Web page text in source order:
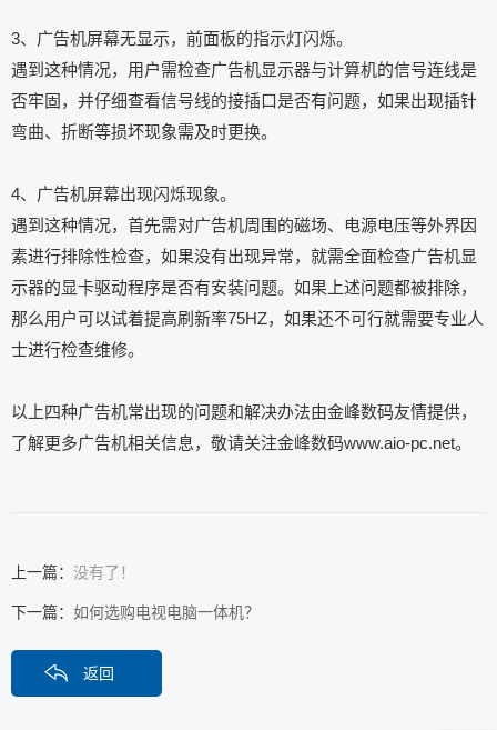
3、广告机屏幕无显示，前面板的指示灯闪烁。
遇到这种情况，用户需检查广告机显示器与计算机的信号连线是
否牢固，并仔细查看信号线的接插口是否有问题，如果出现插针
弯曲、折断等损坏现象需及时更换。
4、广告机屏幕出现闪烁现象。
遇到这种情况，首先需对广告机周围的磁场、电源电压等外界因
素进行排除性检查，如果没有出现异常，就需全面检查广告机显
示器的显卡驱动程序是否有安装问题。如果上述问题都被排除，
那么用户可以试着提高刷新率75HZ，如果还不可行就需要专业人
士进行检查维修。
以上四种广告机常出现的问题和解决办法由金峰数码友情提供，
了解更多广告机相关信息，敬请关注金峰数码www.aio-pc.net。
上一篇： 没有了！
下一篇： 如何选购电视电脑一体机？
返回